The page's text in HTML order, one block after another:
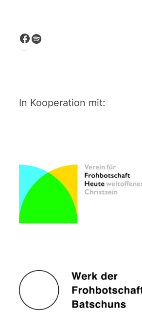
Facebook
Spotify
In Kooperation mit: